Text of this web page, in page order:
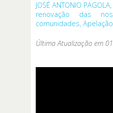
JOSÉ ANTONIO
renovação das
comunidades,
Última Atualização em